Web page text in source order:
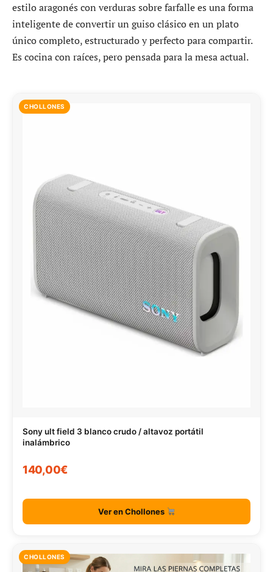
estilo aragonés con verduras sobre farfalle es una forma
inteligente de convertir un guiso clásico en un plato
único completo, estructurado y perfecto para compartir.
Es cocina con raíces, pero pensada para la mesa actual.
CHOLLONES
Sony ult field 3 blanco crudo / altavoz portátil
inalámbrico
140,00€
Ver en Chollones
CHOLLONES